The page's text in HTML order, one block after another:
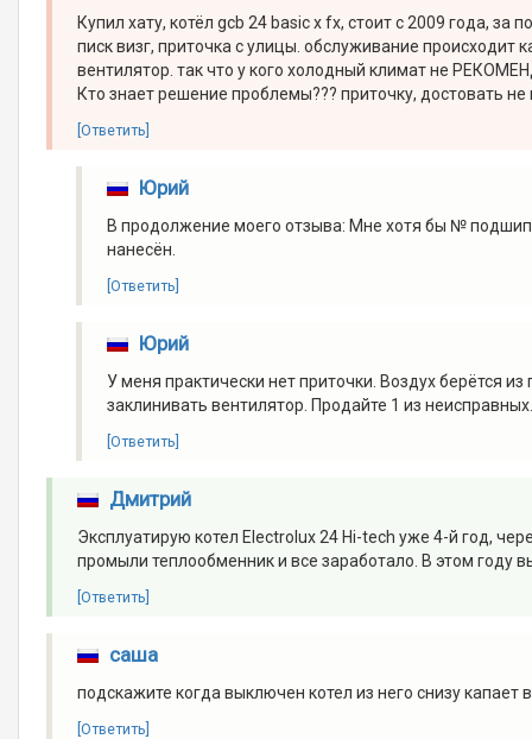
Купил хату, котёл gcb 24 basic x fx, стоит с 2009 года, за
писк визг, приточка с улицы. обслуживание происходит
вентилятор. так что у кого холодный климат не
Кто знает решение проблемы??? приточку, достовать
[Ответить]
Юрий
В продолжение моего отзыва: Мне хотя бы №
нанесён.
[Ответить]
Юрий
У меня практически нет приточки. Воздух берётся
заклинивать вентилятор. Продайте 1 из
[Ответить]
Дмитрий
Эксплуатирую котел Electrolux 24 Hi-tech уже 4-й год,
промыли теплообменник и все заработало. В этом году
[Ответить]
саша
подскажите когда выключен котел из него снизу капает
[Ответить]